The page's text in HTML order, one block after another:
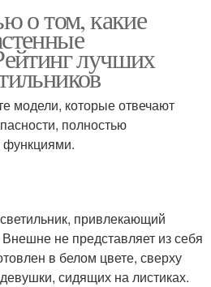
о том, какие
лучших
модели, которые отвечают
полностью
функциями.
привлекающий
не представляет из себя
в белом цвете, сверху
сидящих на листиках.